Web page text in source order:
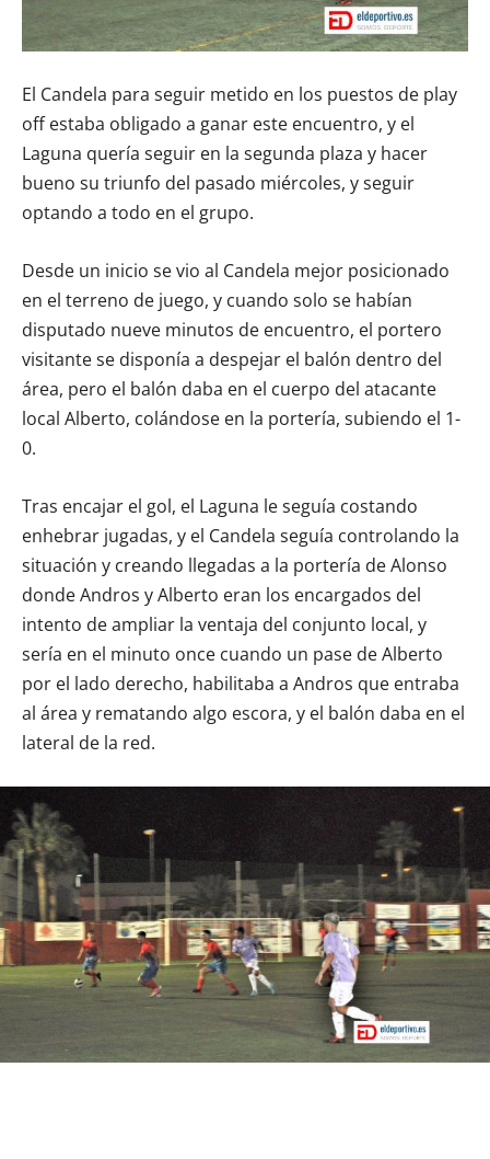
El Candela para seguir metido en los puestos de play
off estaba obligado a ganar este encuentro, y el
Laguna quería seguir en la segunda plaza y hacer
bueno su triunfo del pasado miércoles, y seguir
optando a todo en el grupo.
Desde un inicio se vio al Candela mejor posicionado
en el terreno de juego, y cuando solo se habían
disputado nueve minutos de encuentro, el portero
visitante se disponía a despejar el balón dentro del
área, pero el balón daba en el cuerpo del atacante
local Alberto, colándose en la portería, subiendo el 1-
0.
Tras encajar el gol, el Laguna le seguía costando
enhebrar jugadas, y el Candela seguía controlando la
situación y creando llegadas a la portería de Alonso
donde Andros y Alberto eran los encargados del
intento de ampliar la ventaja del conjunto local, y
sería en el minuto once cuando un pase de Alberto
por el lado derecho, habilitaba a Andros que entraba
al área y rematando algo escora, y el balón daba en el
lateral de la red.